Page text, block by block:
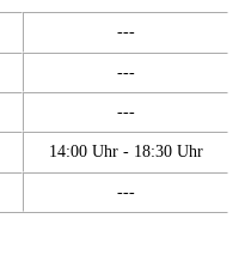
---
---
---
14:00 Uhr - 18:30 Uhr
---